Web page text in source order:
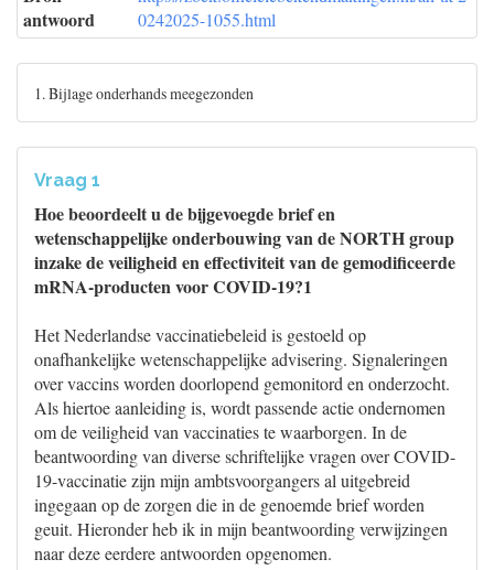
antwoord
0242025-1055.html
1. Bijlage onderhands meegezonden
Vraag 1
Hoe beoordeelt u de bijgevoegde brief en
wetenschappelijke onderbouwing van de NORTH group
inzake de veiligheid en effectiviteit van de gemodificeerde
mRNA-producten voor COVID-19?1
Het Nederlandse vaccinatiebeleid is gestoeld op
onafhankelijke wetenschappelijke advisering. Signaleringen
over vaccins worden doorlopend gemonitord en onderzocht.
Als hiertoe aanleiding is, wordt passende actie ondernomen
om de veiligheid van vaccinaties te waarborgen. In de
beantwoording van diverse schriftelijke vragen over COVID-
19-vaccinatie zijn mijn ambtsvoorgangers al uitgebreid
ingegaan op de zorgen die in de genoemde brief worden
geuit. Hieronder heb ik in mijn beantwoording verwijzingen
naar deze eerdere antwoorden opgenomen.